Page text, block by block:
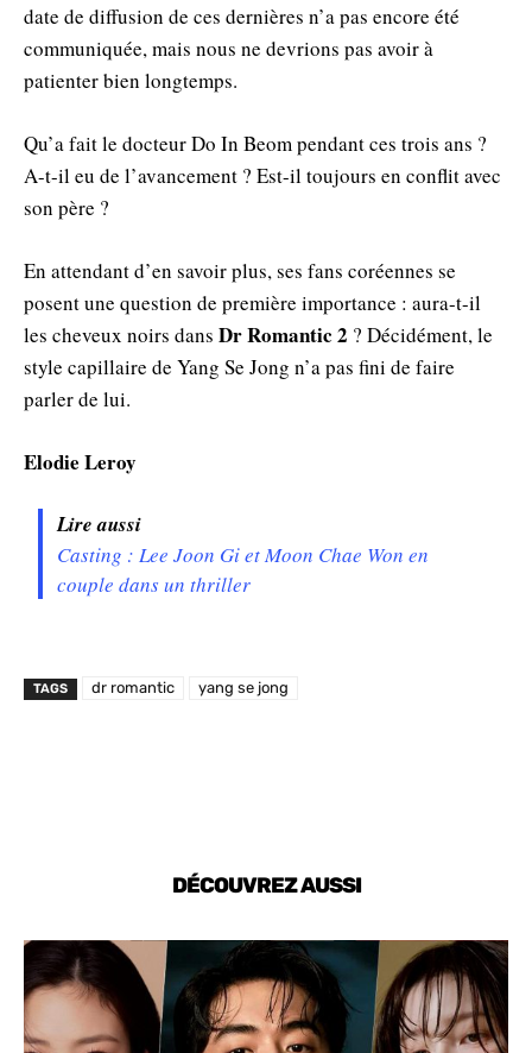
date de diffusion de ces dernières n’a pas encore été
communiquée, mais nous ne devrions pas avoir à
patienter bien longtemps.
Qu’a fait le docteur Do In Beom pendant ces trois ans ?
A-t-il eu de l’avancement ? Est-il toujours en conflit avec
son père ?
En attendant d’en savoir plus, ses fans coréennes se
posent une question de première importance : aura-t-il
les cheveux noirs dans Dr Romantic 2 ? Décidément, le
style capillaire de Yang Se Jong n’a pas fini de faire
parler de lui.
Elodie Leroy
Lire aussi
Casting : Lee Joon Gi et Moon Chae Won en
couple dans un thriller
TAGS dr romantic yang se jong
DÉCOUVREZ AUSSI